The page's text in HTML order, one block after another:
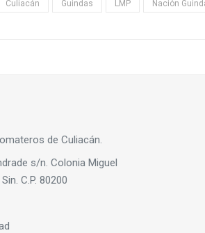
Culiacán Guindas LMP Nación
de Culiacán.
s/n. Colonia Miguel
C.P. 80200